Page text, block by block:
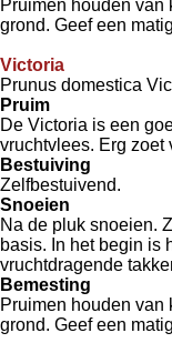
Pruimen houden van
grond. Geef een
Victoria
Prunus domestica
Pruim
De Victoria is een
vruchtvlees. Erg zoet
Bestuiving
Zelfbestuivend.
Snoeien
Na de pluk snoeien.
basis. In het begin is
vruchtdragende
Bemesting
Pruimen houden van
grond. Geef een